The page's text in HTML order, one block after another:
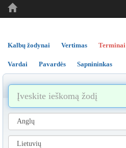
Kalbų žodynai Vertimas Terminai
Vardai Pavardės Sapnininkas